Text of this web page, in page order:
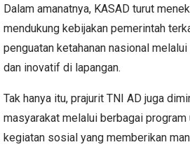
Dalam amanatnya, KASAD turut
mendukung kebijakan pemerintah
penguatan ketahanan nasional
dan inovatif di lapangan.
Tak hanya itu, prajurit TNI AD juga
masyarakat melalui berbagai program
kegiatan sosial yang memberikan